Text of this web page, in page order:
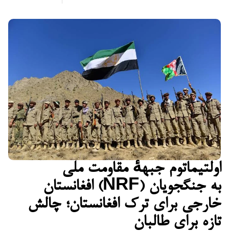
اولتیماتوم جبههٔ مقاومت ملی
افغانستان (NRF) به جنگجویان
خارجی برای ترک افغانستان؛ چالش
تازه برای طالبان